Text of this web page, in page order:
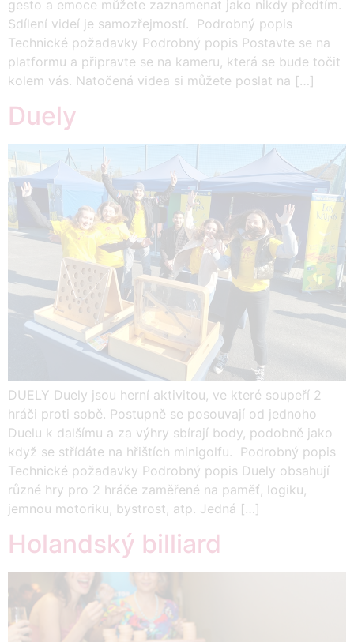
gesto a emoce můžete zaznamenat jako nikdy předtím.
Sdílení videí je samozřejmostí. Podrobný popis
Technické požadavky Podrobný popis Postavte se na
platformu a připravte se na kameru, která se bude točit
kolem vás. Natočená videa si můžete poslat na […]
Duely
DUELY Duely jsou herní aktivitou, ve které soupeří 2
hráči proti sobě. Postupně se posouvají od jednoho
Duelu k dalšímu a za výhry sbírají body, podobně jako
když se střídáte na hřištích minigolfu. Podrobný popis
Technické požadavky Podrobný popis Duely obsahují
různé hry pro 2 hráče zaměřené na paměť, logiku,
jemnou motoriku, bystrost, atp. Jedná […]
Holandský billiard